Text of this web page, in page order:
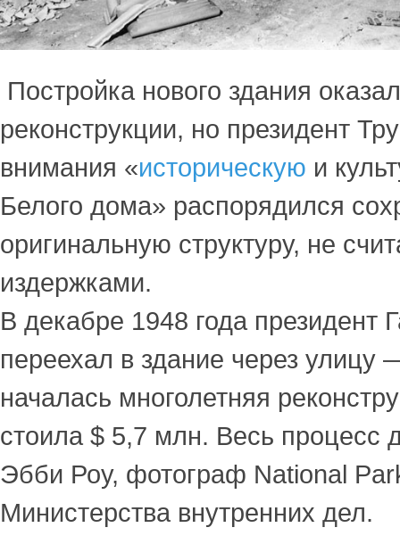
Постройка нового здания
реконструкции, но президент
внимания «историческую и
Белого дома» распорядился
оригинальную структуру, не
издержками.
В декабре 1948 года президент
переехал в здание через улицу
началась многолетняя
стоила $ 5,7 млн. Весь процесс
Эбби Роу, фотограф National
Министерства внутренних дел.